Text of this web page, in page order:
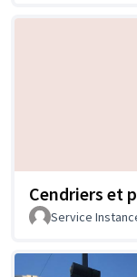
Cendriers et
Service